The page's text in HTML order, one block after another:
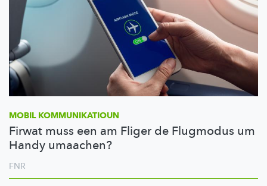
MOBIL KOMMUNIKATIOUN
Firwat muss een am Fliger de Flugmodus um
Handy umaachen?
FNR